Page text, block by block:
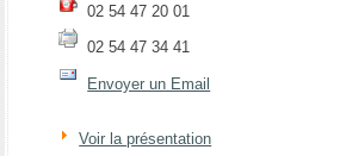
02 54 47 20 01
02 54 47 34 41
Envoyer un Email
Voir la présentation